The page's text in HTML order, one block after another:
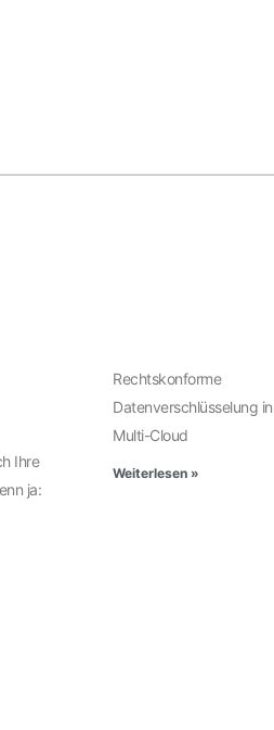
Ihre
ja:
Rechtskonforme
Datenverschlüsselung
Multi-Cloud
Weiterlesen »